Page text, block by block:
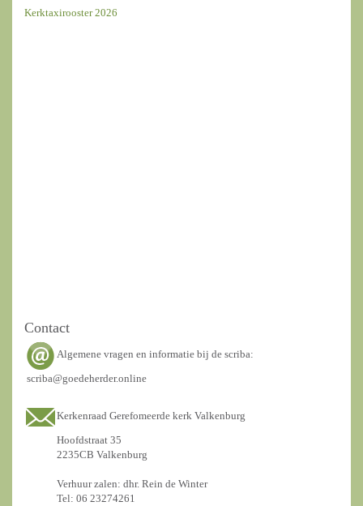
Kerktaxirooster 2026
Contact
Algemene vragen en informatie bij de scriba:
scriba@goedeherder.online
Kerkenraad Gerefomeerde kerk Valkenburg
Hoofdstraat 35
2235CB Valkenburg
Verhuur zalen: dhr. Rein de Winter
Tel: 06 23274261